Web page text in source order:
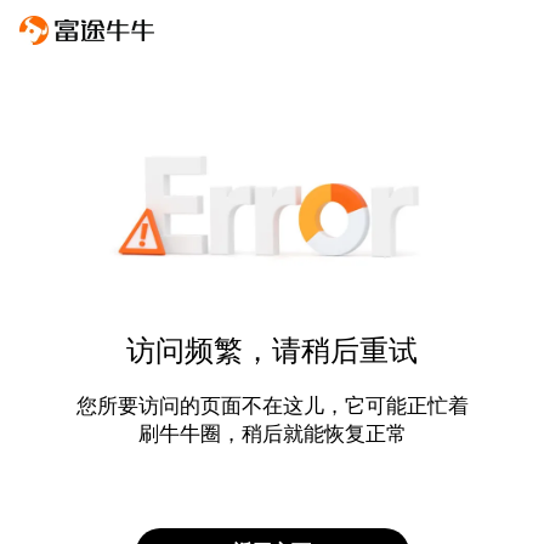
访问频繁，请稍后重试
您所要访问的页面不在这儿，它可能正忙着
刷牛牛圈，稍后就能恢复正常